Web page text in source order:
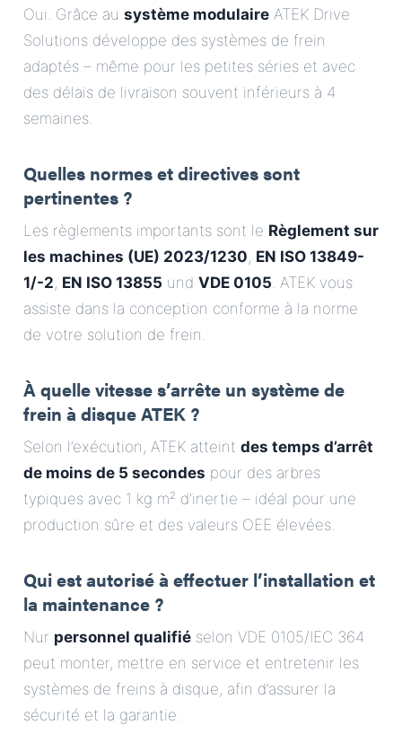
Oui. Grâce au système modulaire ATEK Drive
Solutions développe des systèmes de frein
adaptés – même pour les petites séries et avec
des délais de livraison souvent inférieurs à 4
semaines.
Quelles normes et directives sont
pertinentes ?
Les règlements importants sont le Règlement sur
les machines (UE) 2023/1230, EN ISO 13849-
1/-2, EN ISO 13855 und VDE 0105. ATEK vous
assiste dans la conception conforme à la norme
de votre solution de frein.
À quelle vitesse s’arrête un système de
frein à disque ATEK ?
Selon l’exécution, ATEK atteint des temps d’arrêt
de moins de 5 secondes pour des arbres
typiques avec 1 kg m² d’inertie – idéal pour une
production sûre et des valeurs OEE élevées.
Qui est autorisé à effectuer l’installation et
la maintenance ?
Nur personnel qualifié selon VDE 0105/IEC 364
peut monter, mettre en service et entretenir les
systèmes de freins à disque, afin d’assurer la
sécurité et la garantie.